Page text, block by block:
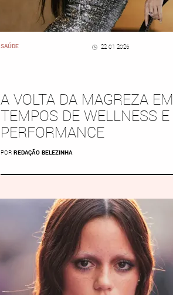
SAÚDE 22 01 2026
A VOLTA DA MAGREZA EM
TEMPOS DE WELLNESS E
PERFORMANCE
POR REDAÇÃO BELEZINHA